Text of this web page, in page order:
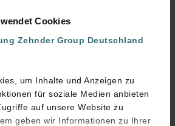
Cookies
Zehnder Group Deutschland
um Inhalte und Anzeigen zu
für soziale Medien anbieten
auf unsere Website zu
geben wir Informationen zu Ihrer